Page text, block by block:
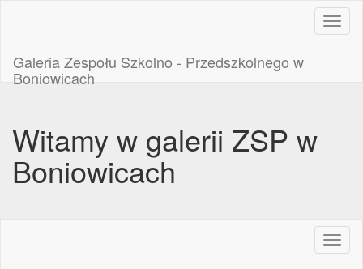
Galeria Zespołu Szkolno - Przedszkolnego w
Boniowicach
Witamy w galerii ZSP w
Boniowicach